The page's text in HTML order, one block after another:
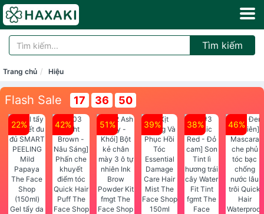
Tìm kiếm
Trang chủ Hiệu
Flash Sale 17 36 49
22%
Gel tẩy da
42% 51% 39% 38% 46%